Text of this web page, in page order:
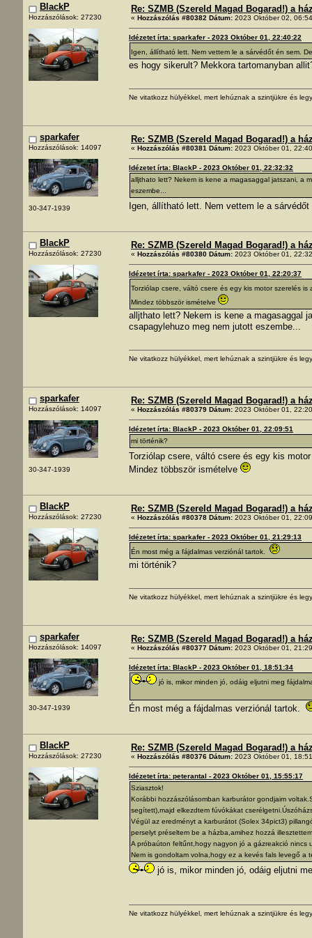
BlackP
Hozzászólások: 27230
Re: SZMB (Szereld Magad Bogarad!) a
« Hozzászólás #80382 Dátum: 2023 Október 02,
Idézetet írta: sparkafer - 2023 Október 01, 22:40:22
Igen, állítható lett. Nem vettem le a sárvédőt én sem.
es hogy sikerult? Mekkora tartomanyban
Ne vitatkozz hülyékkel, mert lehúznak a szintjükre és
sparkafer
Hozzászólások: 14097
30-347-1939
Re: SZMB (Szereld Magad Bogarad!) a
« Hozzászólás #80381 Dátum: 2023 Október 01,
Idézetet írta: BlackP - 2023 Október 01, 22:32:32
alljthato lett? Nekem is kene a magasaggal jatszani, a
eszembe...
Igen, állítható lett. Nem vettem le a
BlackP
Hozzászólások: 27230
Re: SZMB (Szereld Magad Bogarad!) a
« Hozzászólás #80380 Dátum: 2023 Október 01,
Idézetet írta: sparkafer - 2023 Október 01, 22:20:37
Torziólap csere, váltó csere és egy kis motor szerelés
Mindez többször ismételve
alljthato lett? Nekem is kene a magasaggal
csapagylehuzo meg nem jutott eszembe...
Ne vitatkozz hülyékkel, mert lehúznak a szintjükre és
sparkafer
Hozzászólások: 14097
30-347-1939
Re: SZMB (Szereld Magad Bogarad!) a
« Hozzászólás #80379 Dátum: 2023 Október 01,
Idézetet írta: BlackP - 2023 Október 01, 22:09:51
mi történik?
Torziólap csere, váltó csere és egy kis
Mindez többször ismételve
BlackP
Hozzászólások: 27230
Re: SZMB (Szereld Magad Bogarad!) a
« Hozzászólás #80378 Dátum: 2023 Október 01,
Idézetet írta: sparkafer - 2023 Október 01, 21:29:13
Én most még a fájdalmas verziónál tartok.
mi történik?
Ne vitatkozz hülyékkel, mert lehúznak a szintjükre és
sparkafer
Hozzászólások: 14097
30-347-1939
Re: SZMB (Szereld Magad Bogarad!) a
« Hozzászólás #80377 Dátum: 2023 Október 01,
Idézetet írta: BlackP - 2023 Október 01, 18:51:34
jó is, mikor minden jó, odáig eljutni meg
Én most még a fájdalmas verziónál tartok.
BlackP
Hozzászólások: 27230
Re: SZMB (Szereld Magad Bogarad!) a
« Hozzászólás #80376 Dátum: 2023 Október 01,
Idézetet írta: peterantal - 2023 Október 01, 15:55:17
Sziasztok!
Korábbi hozzászólásomban karburátor gondjaim
segített),majd elkezdtem fúvókákat
Végül az eredményt a karburátot (Solex 34pict3)
perselyt préseltem be a házba,amihez hozzá
A próbaúton feltűnt,hogy nagyon jó a gázreakció nincs
Nem is gondoltam volna,hogy ez a kevés fals levegő a
jó is, mikor minden jó, odáig eljutni
Ne vitatkozz hülyékkel, mert lehúznak a szintjükre és